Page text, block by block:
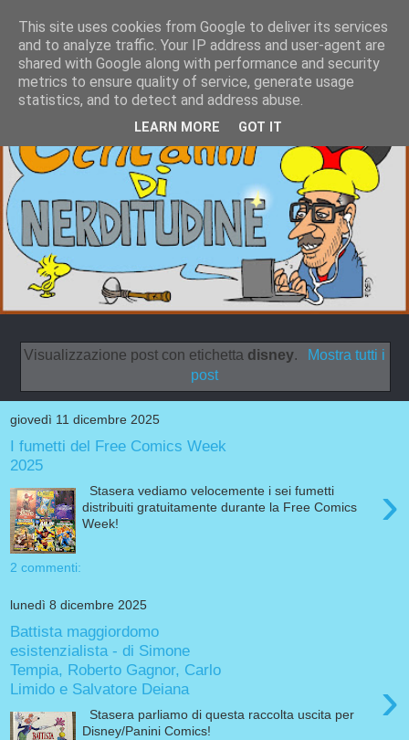
Visualizzazione post con etichetta disney.
Mostra tutti i
post
giovedì 11 dicembre 2025
I fumetti del Free Comics Week
2025
›
Stasera vediamo velocemente i sei fumetti
distribuiti gratuitamente durante la Free Comics
Week!
2 commenti:
lunedì 8 dicembre 2025
Battista maggiordomo
esistenzialista - di Simone
Tempia, Roberto Gagnor, Carlo
Limido e Salvatore Deiana
›
Stasera parliamo di questa raccolta uscita per
Disney/Panini Comics!
This site uses cookies from Google to deliver its services
and to analyze traffic. Your IP address and user-agent are
shared with Google along with performance and security
metrics to ensure quality of service, generate usage
statistics, and to detect and address abuse.
LEARN MORE GOT IT